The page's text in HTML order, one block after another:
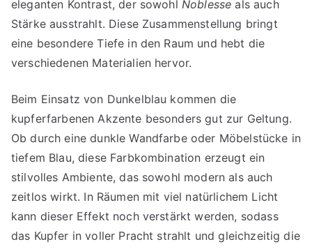
eleganten Kontrast, der sowohl Noblesse als auch
Stärke ausstrahlt. Diese Zusammenstellung bringt
eine besondere Tiefe in den Raum und hebt die
verschiedenen Materialien hervor.
Beim Einsatz von Dunkelblau kommen die
kupferfarbenen Akzente besonders gut zur Geltung.
Ob durch eine dunkle Wandfarbe oder Möbelstücke in
tiefem Blau, diese Farbkombination erzeugt ein
stilvolles Ambiente, das sowohl modern als auch
zeitlos wirkt. In Räumen mit viel natürlichem Licht
kann dieser Effekt noch verstärkt werden, sodass
das Kupfer in voller Pracht strahlt und gleichzeitig die